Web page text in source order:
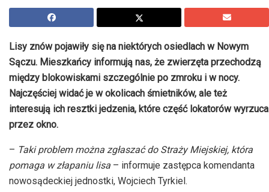
Lisy znów pojawiły się na niektórych osiedlach w Nowym
Sączu. Mieszkańcy informują nas, że zwierzęta przechodzą
między blokowiskami szczególnie po zmroku i w nocy.
Najczęściej widać je w okolicach śmietników, ale też
interesują ich resztki jedzenia, które część lokatorów wyrzuca
przez okno.
– Taki problem można zgłaszać do Straży Miejskiej, która
pomaga w złapaniu lisa – informuje zastępca komendanta
nowosądeckiej jednostki, Wojciech Tyrkiel.